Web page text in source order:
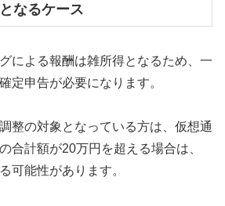
なるケース
による報酬は雑所得となるため、一
定申告が必要になります。
整の対象となっている方は、仮想通
合計額が20万円を超える場合は、
可能性があります。